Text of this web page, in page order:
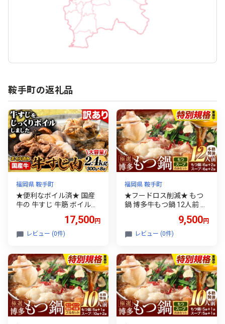
鞍手町の返礼品
福岡県 鞍手町
★便利なボイル済★ 国産
牛の 牛すじ 牛筋 ボイル済
に出荷予定(土日祝除く)》
訳あり すじ肉 牛すじ煮込
17,500円
レビュー (0件)
福岡県 鞍手町
★フードロス削減★ もつ
鍋 博多牛もつ鍋 12人前 お
に出荷予定(土日祝除く)》
もつ 牛もつ もつ鍋 醤油 し
9,500円
レビュー (0件)